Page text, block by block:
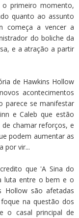
primeiro momento,
quanto ao assunto
começa a vencer a
do boliche da
e a atração a partir
de Hawkins Hollow
acontecimentos
parece se manifestar
e Caleb que estão
chamar reforços, e
podem aumentar as
por vir...
que 'A Sina do
luta entre o bem e o
Hollow são afetadas
na questão dos
o casal principal de